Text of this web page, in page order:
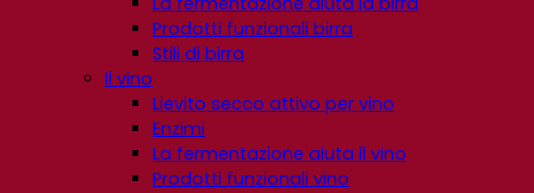
Prodotti funzionali birra
Stili di birra
Il vino
Lievito secco attivo per vino
Enzimi
La fermentazione aiuta il vino
Prodotti funzionali vino